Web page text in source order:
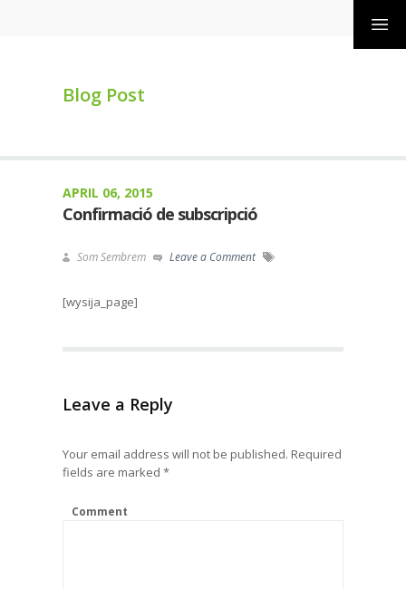
Blog Post
APRIL 06, 2015
Confirmació de subscripció
Som Sembrem Leave a Comment
[wysija_page]
Leave a Reply
Your email address will not be published. Required
fields are marked *
Comment